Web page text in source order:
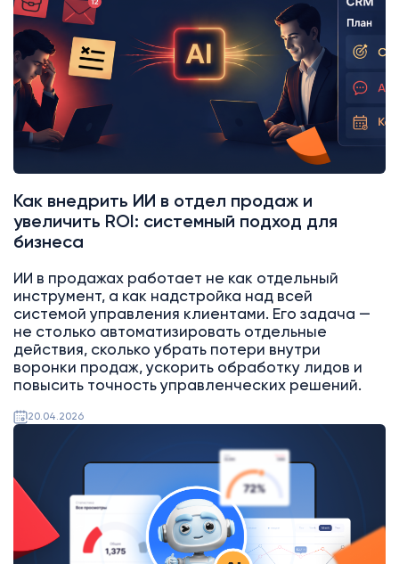
Как внедрить ИИ в отдел продаж и
увеличить ROI: системный подход для
бизнеса
ИИ в продажах работает не как отдельный
инструмент, а как надстройка над всей
системой управления клиентами. Его задача —
не столько автоматизировать отдельные
действия, сколько убрать потери внутри
воронки продаж, ускорить обработку лидов и
повысить точность управленческих решений.
20.04.2026
Битрикс24